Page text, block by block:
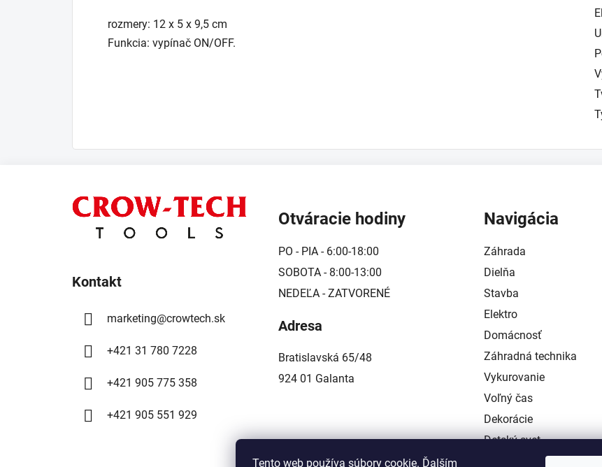
Tento web používa súbory cookie. Ďalším
rozmery: 12 x 5 x 9,5 cm
Funkcia: vypínač ON/OFF.
Kontakt
marketing@crowtech.sk
+421 31 780 7228
+421 905 775 358
+421 905 551 929
Otváracie hodiny
PO - PIA - 6:00-18:00
SOBOTA - 8:00-13:00
NEDEĽA - ZATVORENÉ
Adresa
Bratislavská 65/48
924 01 Galanta
Navigácia
Záhrada
Dielňa
Stavba
Elektro
Domácnosť
Záhradná technika
Vykurovanie
Voľný čas
Dekorácie
Detský svet